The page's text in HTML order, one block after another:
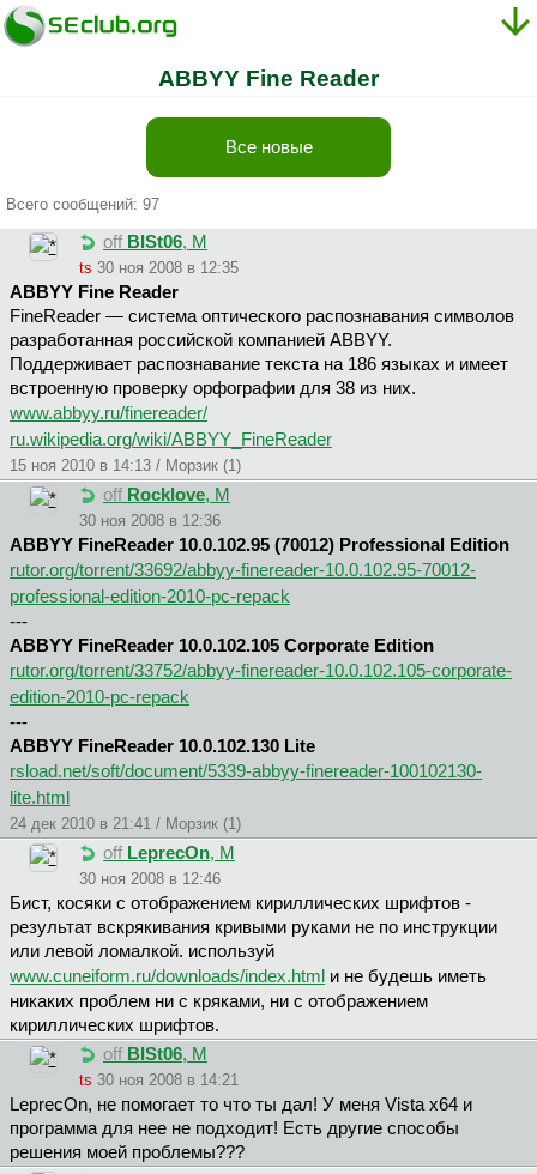
ABBYY Fine Reader
Все новые
Всего сообщений: 97
off BISt06, М
ts 30 ноя 2008 в 12:35
ABBYY Fine Reader
FineReader — система оптического распознавания символов
разработанная российской компанией ABBYY.
Поддерживает распознавание текста на 186 языках и имеет
встроенную проверку орфографии для 38 из них.
www.abbyy.ru/finereader/
ru.wikipedia.org/wiki/ABBYY_FineReader
15 ноя 2010 в 14:13 / Морзик (1)
off Rocklove, М
30 ноя 2008 в 12:36
ABBYY FineReader 10.0.102.95 (70012) Professional Edition
rutor.org/torrent/33692/abbyy-finereader-10.0.102.95-70012-
professional-edition-2010-pc-repack
---
ABBYY FineReader 10.0.102.105 Corporate Edition
rutor.org/torrent/33752/abbyy-finereader-10.0.102.105-corporate-
edition-2010-pc-repack
---
ABBYY FineReader 10.0.102.130 Lite
rsload.net/soft/document/5339-abbyy-finereader-100102130-
lite.html
24 дек 2010 в 21:41 / Морзик (1)
off LeprecOn, М
30 ноя 2008 в 12:46
Биcт, косяки с отображением кириллических шрифтов -
результат вскрякивания кривыми руками не по инструкции
или левой ломалкой. используй
www.cuneiform.ru/downloads/index.html и не будешь иметь
никаких проблем ни с кряками, ни с отображением
кириллических шрифтов.
off BISt06, М
ts 30 ноя 2008 в 14:21
LeprecOn, не помогает то что ты дал! У меня Vista x64 и
программа для нее не подходит! Есть другие способы
решения моей проблемы???